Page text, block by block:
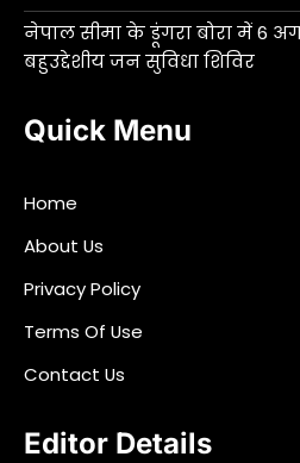
नेपाल सीमा के डूंगरा बोरा में 6
बहुउद्देशीय जन सुविधा शिविर
Quick Menu
Home
About Us
Privacy Policy
Terms Of Use
Contact Us
Editor Details